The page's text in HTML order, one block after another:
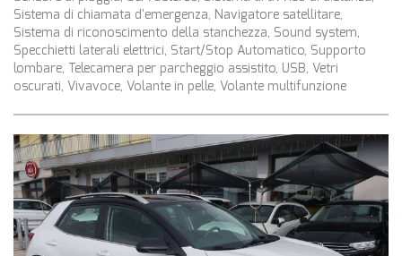
Sistema di chiamata d'emergenza, Navigatore satellitare,
Sistema di riconoscimento della stanchezza, Sound system,
Specchietti laterali elettrici, Start/Stop Automatico, Supporto
lombare, Telecamera per parcheggio assistito, USB, Vetri
oscurati, Vivavoce, Volante in pelle, Volante multifunzione